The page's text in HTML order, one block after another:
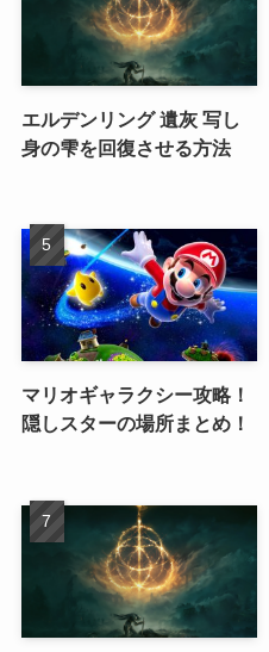
エルデンリング 遺灰 写し
身の雫を回復させる方法
マリオギャラクシー攻略！
隠しスターの場所まとめ！